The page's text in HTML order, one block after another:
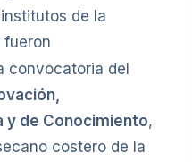
de la
fueron
convocatoria del
y de Conocimiento,
costero de la